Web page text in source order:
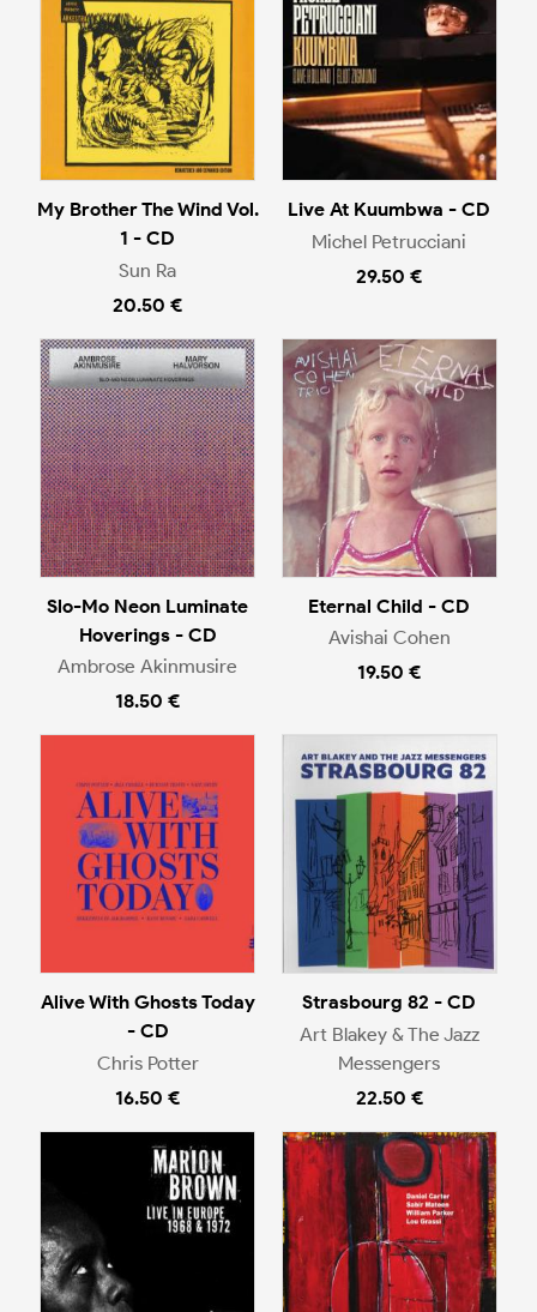
My Brother The Wind Vol.
1 - CD
Sun Ra
20.50 €
Live At Kuumbwa - CD
Michel Petrucciani
29.50 €
Slo-Mo Neon Luminate
Hoverings - CD
Ambrose Akinmusire
18.50 €
Eternal Child - CD
Avishai Cohen
19.50 €
Alive With Ghosts Today
- CD
Chris Potter
16.50 €
Strasbourg 82 - CD
Art Blakey & The Jazz
Messengers
22.50 €